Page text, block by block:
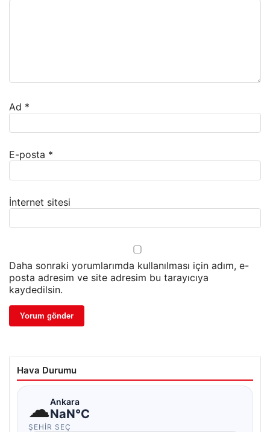
Ad *
E-posta *
İnternet sitesi
Daha sonraki yorumlarımda kullanılması için adım, e-
posta adresim ve site adresim bu tarayıcıya
kaydedilsin.
Hava Durumu
☁Ankara
NaN°C
ŞEHIR SEÇ